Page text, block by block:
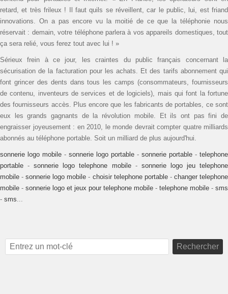
retard, et très frileux ! Il faut quils se réveillent, car le public, lui, est friand
innovations. On a pas encore vu la moitié de ce que la téléphonie nous
réservait : demain, votre téléphone parlera à vos appareils ­domestiques, tout
ça sera relié, vous ferez tout avec lui ! »
Sérieux frein à ce jour, les craintes du public français concernant la
sécurisation de la facturation pour les achats. Et des tarifs abonnement qui
font grincer des dents dans tous les camps (consommateurs, fournisseurs
de contenu, inventeurs de services et de logiciels), mais qui font la fortune
des fournisseurs accès. Plus encore que les fabricants de portables, ce sont
eux les grands gagnants de la révolution mobile. Et ils ont pas fini de
engraisser joyeusement : en 2010, le monde devrait compter quatre milliards
abonnés au téléphone portable. Soit un milliard de plus aujourd'hui.
sonnerie logo mobile - sonnerie logo portable - sonnerie portable - telephone
portable -sonnerie logo telephone mobile- sonnerie logo jeu telephone
mobile -sonnerie logo mobile - choisir telephone portable- changer telephone
mobile - sonnerie logo et jeux pour telephone mobile - telephone mobile - sms
- sms
Rechercher